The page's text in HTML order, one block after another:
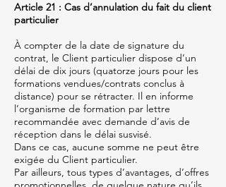
Article 21 : Cas d’annulation du fait du client
particulier
À compter de la date de signature du
contrat, le Client particulier dispose d’un
délai de dix jours (quatorze jours pour les
formations vendues/contrats conclus à
distance) pour se rétracter. Il en informe
l’organisme de formation par lettre
recommandée avec demande d’avis de
réception dans le délai susvisé.
Dans ce cas, aucune somme ne peut être
exigée du Client particulier.
Par ailleurs, tous types d’avantages, d’offres